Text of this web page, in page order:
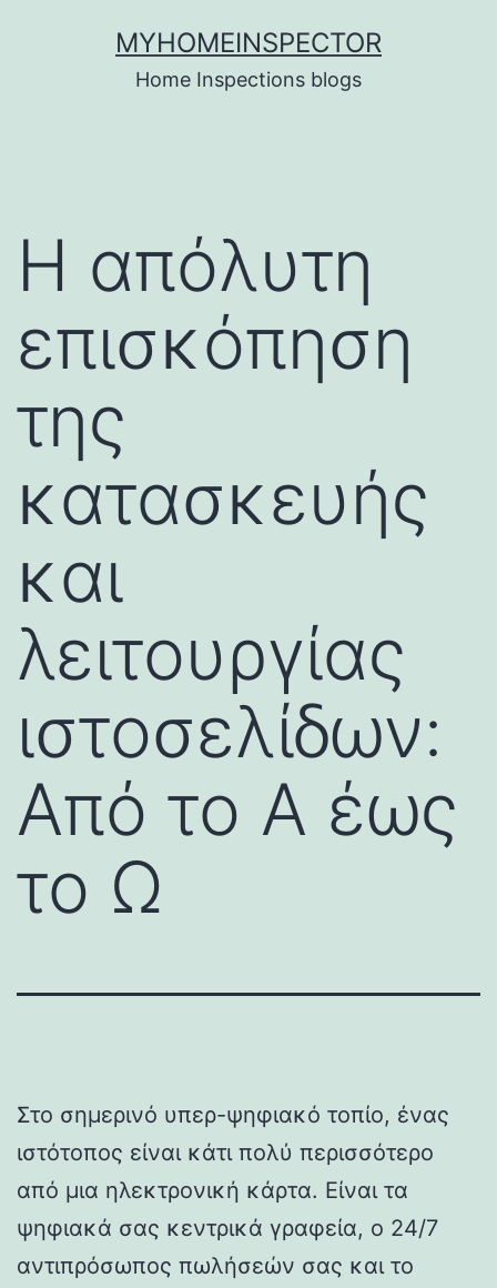
MYHOMEINSPECTOR
Home Inspections blogs
Η απόλυτη
επισκόπηση
της
κατασκευής
και
λειτουργίας
ιστοσελίδων:
Από το Α έως
το Ω
Στο σημερινό υπερ-ψηφιακό τοπίο, ένας
ιστότοπος είναι κάτι πολύ περισσότερο
από μια ηλεκτρονική κάρτα. Είναι τα
ψηφιακά σας κεντρικά γραφεία, ο 24/7
αντιπρόσωπος πωλήσεών σας και το